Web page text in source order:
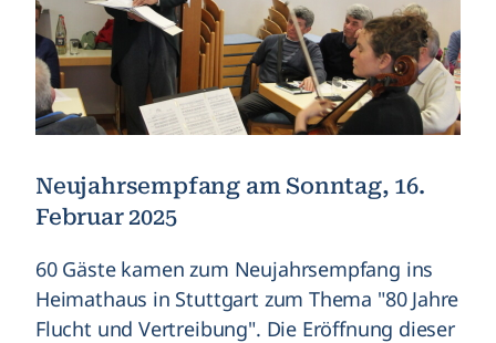
Neujahrsempfang am Sonntag, 16.
Februar 2025
60 Gäste kamen zum Neujahrsempfang ins
Heimathaus in Stuttgart zum Thema "80 Jahre
Flucht und Vertreibung". Die Eröffnung dieser